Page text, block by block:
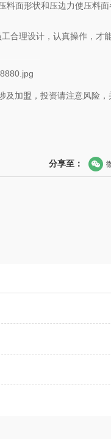
面形状和压边力使压料面
理设计，认真操作，才
及加盟，投资请注意风险，
分享至：